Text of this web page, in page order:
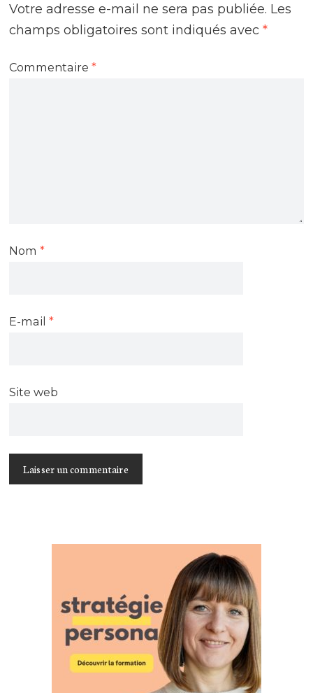
Votre adresse e-mail ne sera pas publiée. Les
champs obligatoires sont indiqués avec*
Commentaire*
Nom*
E-mail*
Site web